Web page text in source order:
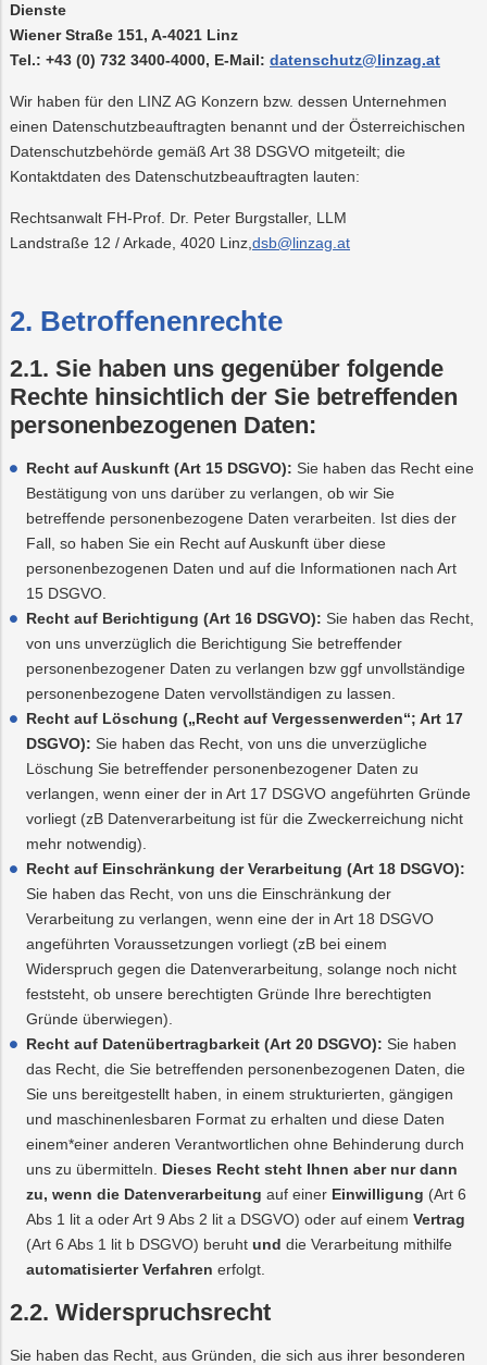
Dienste
Wiener Straße 151, A-4021 Linz
Tel.: +43 (0) 732 3400-4000, E-Mail: datenschutz@linzag.at
Wir haben für den LINZ AG Konzern bzw. dessen Unternehmen
einen Datenschutzbeauftragten benannt und der Österreichischen
Datenschutzbehörde gemäß Art 38 DSGVO mitgeteilt; die
Kontaktdaten des Datenschutzbeauftragten lauten:
Rechtsanwalt FH-Prof. Dr. Peter Burgstaller, LLM
Landstraße 12 / Arkade, 4020 Linz, dsb@linzag.at
2. Betroffenenrechte
2.1. Sie haben uns gegenüber folgende
Rechte hinsichtlich der Sie betreffenden
personenbezogenen Daten:
Recht auf Auskunft (Art 15 DSGVO): Sie haben das Recht eine
Bestätigung von uns darüber zu verlangen, ob wir Sie
betreffende personenbezogene Daten verarbeiten. Ist dies der
Fall, so haben Sie ein Recht auf Auskunft über diese
personenbezogenen Daten und auf die Informationen nach Art
15 DSGVO.
Recht auf Berichtigung (Art 16 DSGVO): Sie haben das Recht,
von uns unverzüglich die Berichtigung Sie betreffender
personenbezogener Daten zu verlangen bzw ggf unvollständige
personenbezogene Daten vervollständigen zu lassen.
Recht auf Löschung („Recht auf Vergessenwerden“; Art 17
DSGVO): Sie haben das Recht, von uns die unverzügliche
Löschung Sie betreffender personenbezogener Daten zu
verlangen, wenn einer der in Art 17 DSGVO angeführten Gründe
vorliegt (zB Datenverarbeitung ist für die Zweckerreichung nicht
mehr notwendig).
Recht auf Einschränkung der Verarbeitung (Art 18 DSGVO):
Sie haben das Recht, von uns die Einschränkung der
Verarbeitung zu verlangen, wenn eine der in Art 18 DSGVO
angeführten Voraussetzungen vorliegt (zB bei einem
Widerspruch gegen die Datenverarbeitung, solange noch nicht
feststeht, ob unsere berechtigten Gründe Ihre berechtigten
Gründe überwiegen).
Recht auf Datenübertragbarkeit (Art 20 DSGVO): Sie haben
das Recht, die Sie betreffenden personenbezogenen Daten, die
Sie uns bereitgestellt haben, in einem strukturierten, gängigen
und maschinenlesbaren Format zu erhalten und diese Daten
einem*einer anderen Verantwortlichen ohne Behinderung durch
uns zu übermitteln. Dieses Recht steht Ihnen aber nur dann
zu, wenn die Datenverarbeitung auf einer Einwilligung (Art 6
Abs 1 lit a oder Art 9 Abs 2 lit a DSGVO) oder auf einem Vertrag
(Art 6 Abs 1 lit b DSGVO) beruht und die Verarbeitung mithilfe
automatisierter Verfahren erfolgt.
2.2. Widerspruchsrecht
Sie haben das Recht, aus Gründen, die sich aus ihrer besonderen